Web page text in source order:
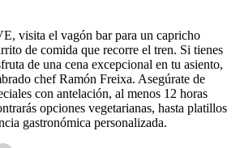
visita el vagón bar para un capricho
de comida que recorre el tren. Si tienes
de una cena excepcional en tu asiento,
chef Ramón Freixa. Asegúrate de
con antelación, al menos 12 horas
opciones vegetarianas, hasta platillos
gastronómica personalizada.